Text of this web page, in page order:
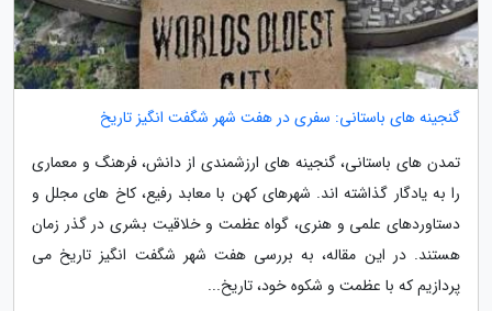
گنجینه های باستانی: سفری در هفت شهر شگفت انگیز تاریخ
تمدن های باستانی، گنجینه های ارزشمندی از دانش، فرهنگ و معماری
را به یادگار گذاشته اند. شهرهای کهن با معابد رفیع، کاخ های مجلل و
دستاوردهای علمی و هنری، گواه عظمت و خلاقیت بشری در گذر زمان
هستند. در این مقاله، به بررسی هفت شهر شگفت انگیز تاریخ می
پردازیم که با عظمت و شکوه خود، تاریخ...